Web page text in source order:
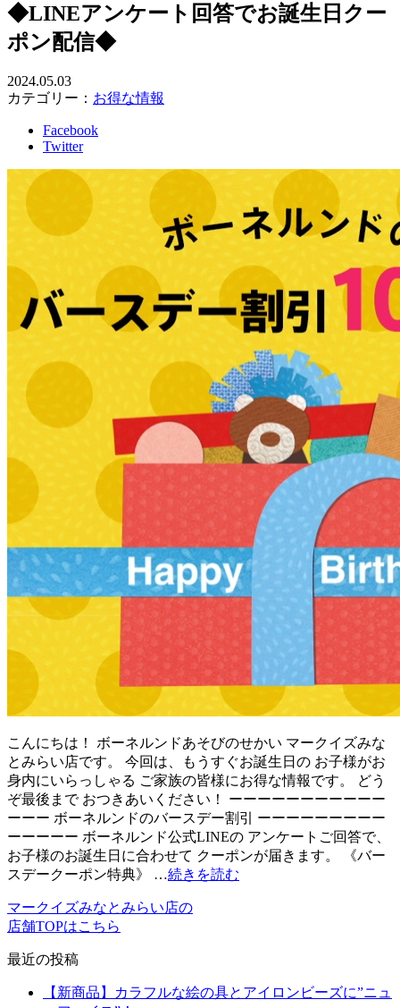
◆LINEアンケート回答でお誕生日クー
ポン配信◆
2024.05.03
カテゴリー： お得な情報
Facebook
Twitter
こんにちは！ ボーネルンドあそびのせかい マークイズみな
とみらい店です。 今回は、もうすぐお誕生日の お子様がお
身内にいらっしゃる ご家族の皆様にお得な情報です。 どう
ぞ最後まで おつきあいください！ ーーーーーーーーーーー
ーーー ボーネルンドのバースデー割引 ーーーーーーーーー
ーーーーー ボーネルンド公式LINEの アンケートご回答で、
お子様のお誕生日に合わせて クーポンが届きます。 《バー
スデークーポン特典》 …続きを読む
マークイズみなとみらい店の
店舗TOPはこちら
最近の投稿
【新商品】カラフルな絵の具とアイロンビーズに”ニュ